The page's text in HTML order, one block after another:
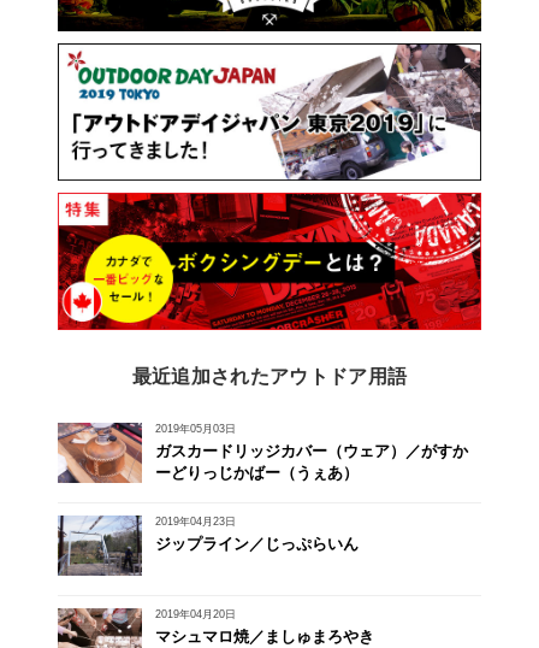
最近追加されたアウトドア用語
2019年05月03日
ガスカードリッジカバー（ウェア）／がすか
ーどりっじかばー（うぇあ）
2019年04月23日
ジップライン／じっぷらいん
2019年04月20日
マシュマロ焼／ましゅまろやき